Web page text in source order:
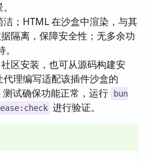
；HTML 在沙盒中渲染，与其
隔离，保障安全性；无多余功
区安装，也可从源码构建安
理编写适配该插件沙盒的
试确保功能正常，运行
bun
进行验证。